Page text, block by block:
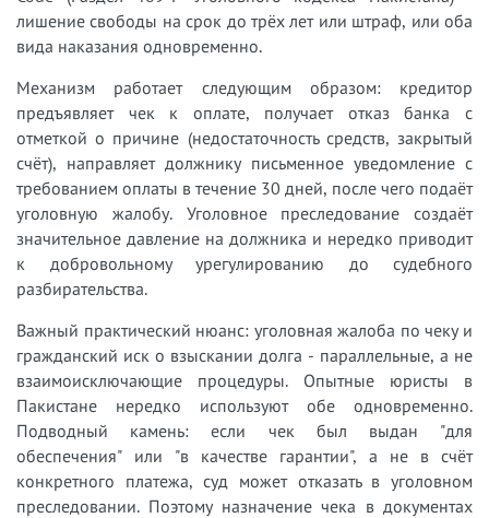
лишение свободы на срок до трёх лет или штраф, или оба
вида наказания одновременно.
Механизм работает следующим образом: кредитор
предъявляет чек к оплате, получает отказ банка с
отметкой о причине (недостаточность средств, закрытый
счёт), направляет должнику письменное уведомление с
требованием оплаты в течение 30 дней, после чего подаёт
уголовную жалобу. Уголовное преследование создаёт
значительное давление на должника и нередко приводит
к добровольному урегулированию до судебного
разбирательства.
Важный практический нюанс: уголовная жалоба по чеку и
гражданский иск о взыскании долга - параллельные, а не
взаимоисключающие процедуры. Опытные юристы в
Пакистане нередко используют обе одновременно.
Подводный камень: если чек был выдан "для
обеспечения" или "в качестве гарантии", а не в счёт
конкретного платежа, суд может отказать в уголовном
преследовании. Поэтому назначение чека в документах